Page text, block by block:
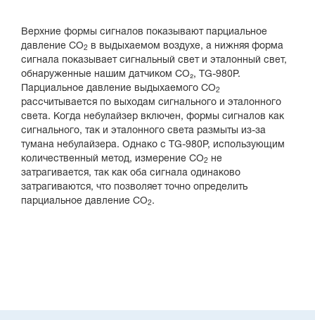
Верхние формы сигналов показывают парциальное
давление CO2 в выдыхаемом воздухе, а нижняя форма
сигнала показывает сигнальный свет и эталонный свет,
обнаруженные нашим датчиком CO₂, TG-980P.
Парциальное давление выдыхаемого CO2
рассчитывается по выходам сигнального и эталонного
света. Когда небулайзер включен, формы сигналов как
сигнального, так и эталонного света размыты из-за
тумана небулайзера. Однако с TG-980P, использующим
количественный метод, измерение CO2 не
затрагивается, так как оба сигнала одинаково
затрагиваются, что позволяет точно определить
парциальное давление CO2 .